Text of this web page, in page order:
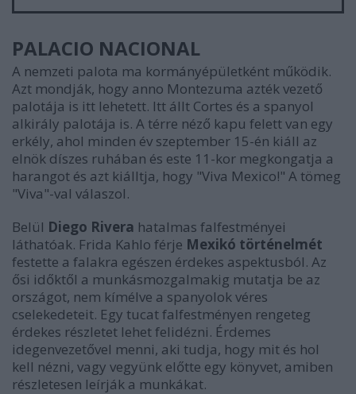
PALACIO NACIONAL
A nemzeti palota ma kormányépületként működik.
Azt mondják, hogy anno Montezuma azték vezető
palotája is itt lehetett. Itt állt Cortes és a spanyol
alkirály palotája is. A térre néző kapu felett van egy
erkély, ahol minden év szeptember 15-én kiáll az
elnök díszes ruhában és este 11-kor megkongatja a
harangot és azt kiálltja, hogy "Viva Mexico!" A tömeg
"Viva"-val válaszol.
Belül Diego Rivera hatalmas falfestményei
láthatóak. Frida Kahlo férje Mexikó történelmét
festette a falakra egészen érdekes aspektusból. Az
ősi időktől a munkásmozgalmakig mutatja be az
országot, nem kímélve a spanyolok véres
cselekedeteit. Egy tucat falfestményen rengeteg
érdekes részletet lehet felidézni. Érdemes
idegenvezetővel menni, aki tudja, hogy mit és hol
kell nézni, vagy vegyünk előtte egy könyvet, amiben
részletesen leírják a munkákat.